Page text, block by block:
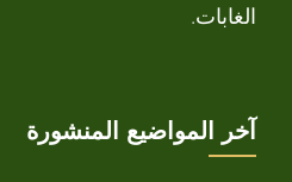
الغابات.
آخر المواضيع المنشورة